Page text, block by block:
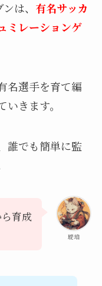
は、 有名サッカ
ミレーションゲ
名選手を育て編
きます。
誰でも簡単に監
琥珀
育成